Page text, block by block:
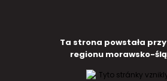
Ta strona powstała
regionu morawsko-